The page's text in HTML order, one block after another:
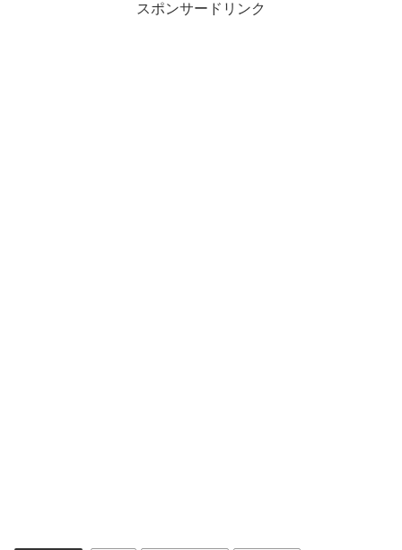
スポンサードリンク